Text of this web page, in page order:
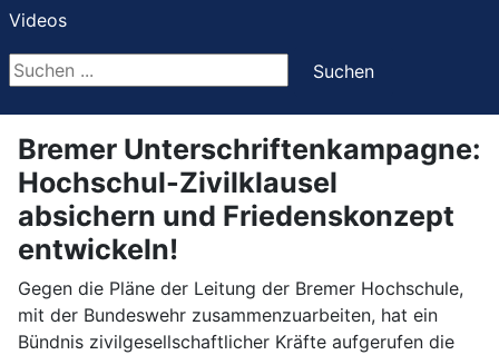
Videos
Suchen ...
Suchen
Bremer Unterschriftenkampagne:
Hochschul-Zivilklausel
absichern und Friedenskonzept
entwickeln!
Gegen die Pläne der Leitung der Bremer Hochschule,
mit der Bundeswehr zusammenzuarbeiten, hat ein
Bündnis zivilgesellschaftlicher Kräfte aufgerufen die